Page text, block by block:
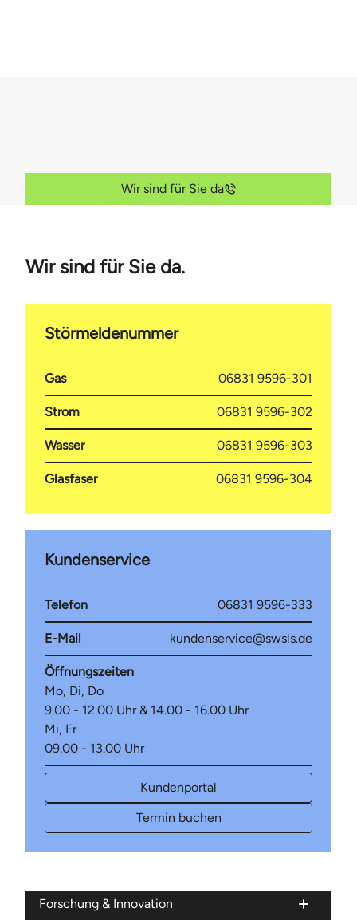
Wir sind für Sie da
Wir sind für Sie da.
Störmeldenummer
Gas 06831 9596-301
Strom 06831 9596-302
Wasser 06831 9596-303
Glasfaser 06831 9596-304
Kundenservice
Telefon 06831 9596-333
E-Mail kundenservice@swsls.de
Öffnungszeiten
Mo, Di, Do
9.00 - 12.00 Uhr & 14.00 - 16.00 Uhr
Mi, Fr
09.00 - 13.00 Uhr
Kundenportal
Termin buchen
Forschung & Innovation